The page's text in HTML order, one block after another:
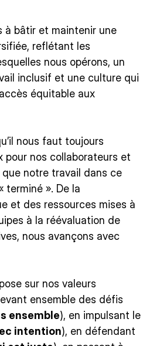
à bâtir et maintenir une
reflétant les
nous opérons, un
inclusif et une culture qui
équitable aux
nous faut toujours
pour nos collaborateurs et
notre travail dans ce
terminé ». De la
et des ressources mises à
à la réévaluation de
nous avançons avec
sur nos valeurs
ensemble des défis
ensemble), en impulsant le
intention), en défendant